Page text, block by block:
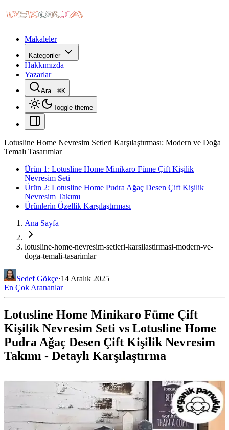
Makaleler
Kategoriler
Hakkımızda
Yazarlar
Ara...⌘K
Toggle theme
Lotusline Home Nevresim Setleri Karşılaştırması: Modern ve Doğa
Temalı Tasarımlar
Ürün 1: Lotusline Home Minikaro Füme Çift Kişilik
Nevresim Seti
Ürün 2: Lotusline Home Pudra Ağaç Desen Çift Kişilik
Nevresim Takımı
Ürünlerin Özellik Karşılaştırması
Ana Sayfa
lotusline-home-nevresim-setleri-karsilastirmasi-modern-ve-
doga-temali-tasarimlar
Sedef Gökçe·14 Aralık 2025
En Çok Arananlar
Lotusline Home Minikaro Füme Çift
Kişilik Nevresim Seti vs Lotusline Home
Pudra Ağaç Desen Çift Kişilik Nevresim
Takımı - Detaylı Karşılaştırma